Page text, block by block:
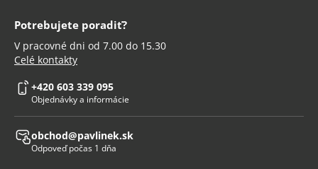
Potrebujete poradiť?
V pracovné dni od 7.00 do 15.30
Celé kontakty
+420 603 339 095
Objednávky a informácie
obchod@pavlinek.sk
Odpoveď počas 1 dňa